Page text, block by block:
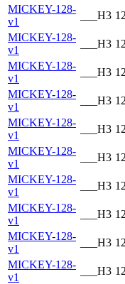
MICKEY-128-
v1
___H3
MICKEY-128-
v1
___H3
MICKEY-128-
v1
___H3
MICKEY-128-
v1
___H3
MICKEY-128-
v1
___H3
MICKEY-128-
v1
___H3
MICKEY-128-
v1
___H3
MICKEY-128-
v1
___H3
MICKEY-128-
v1
___H3
MICKEY-128-
v1
___H3